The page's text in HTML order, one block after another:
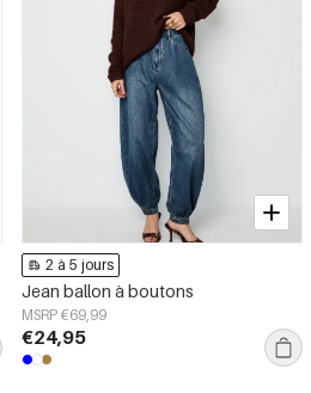
2 à 5 jours
Jean ballon à boutons
MSRP €69,99
€24,95